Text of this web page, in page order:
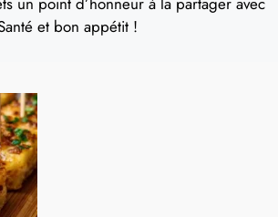
et bon appétit !